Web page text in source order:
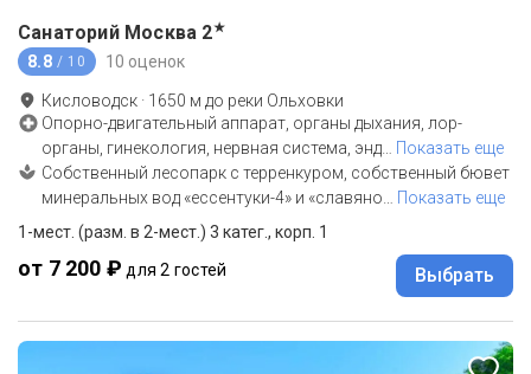
Санаторий Москва 2★
8.8 / 10 10 оценок
Кисловодск · 1650 м до реки Ольховки
Опорно-двигательный аппарат, органы дыхания, лор-
органы, гинекология, нервная система, энд… Показать еще
Собственный лесопарк с терренкуром, собственный бювет
минеральных вод «ессентуки-4» и «славяно… Показать еще
1-мест. (разм. в 2-мест.) 3 катег., корп. 1
от 7 200 ₽ для 2 гостей Выбрать